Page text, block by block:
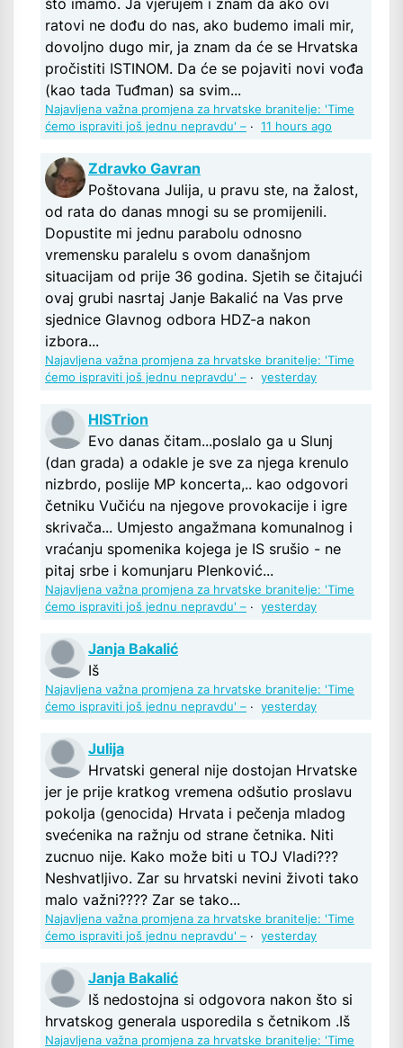
ratovi ne dođu do nas, ako budemo imali mir,
dovoljno dugo mir, ja znam da će se Hrvatska
pročistiti ISTINOM. Da će se pojaviti novi vođa
(kao tada Tuđman) sa svim...
Najavljena važna promjena za hrvatske branitelje: 'Time
ćemo ispraviti još jednu nepravdu' – · 11 hours ago
Zdravko Gavran
Poštovana Julija, u pravu ste, na žalost,
od rata do danas mnogi su se promijenili.
Dopustite mi jednu parabolu odnosno
vremensku paralelu s ovom današnjom
situacijam od prije 36 godina. Sjetih se čitajući
ovaj grubi nasrtaj Janje Bakalić na Vas prve
sjednice Glavnog odbora HDZ-a nakon
izbora...
Najavljena važna promjena za hrvatske branitelje: 'Time
ćemo ispraviti još jednu nepravdu' – · yesterday
HISTrion
Evo danas čitam...poslalo ga u Slunj
(dan grada) a odakle je sve za njega krenulo
nizbrdo, poslije MP koncerta,.. kao odgovori
četniku Vučiću na njegove provokacije i igre
skrivača... Umjesto angažmana komunalnog i
vraćanju spomenika kojega je IS srušio - ne
pitaj srbe i komunjaru Plenković...
Najavljena važna promjena za hrvatske branitelje: 'Time
ćemo ispraviti još jednu nepravdu' – · yesterday
Janja Bakalić
Iš
Najavljena važna promjena za hrvatske branitelje: 'Time
ćemo ispraviti još jednu nepravdu' – · yesterday
Julija
Hrvatski general nije dostojan Hrvatske
jer je prije kratkog vremena odšutio proslavu
pokolja (genocida) Hrvata i pečenja mladog
svećenika na ražnju od strane četnika. Niti
zucnuo nije. Kako može biti u TOJ Vladi???
Neshvatljivo. Zar su hrvatski nevini životi tako
malo važni???? Zar se tako...
Najavljena važna promjena za hrvatske branitelje: 'Time
ćemo ispraviti još jednu nepravdu' – · yesterday
Janja Bakalić
Iš nedostojna si odgovora nakon što si
hrvatskog generala usporedila s četnikom .Iš
Najavljena važna promjena za hrvatske branitelje: 'Time